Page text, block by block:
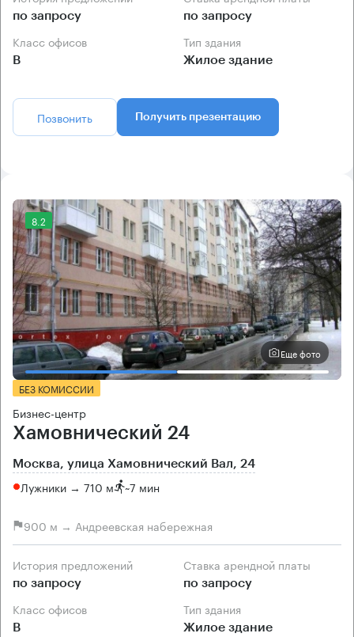
по запросу по запросу
Класс офисов
B
Тип здания
Жилое здание
Позвонить Получить презентацию
8.2
Еще фото
БЕЗ КОМИССИИ
Бизнес-центр
Хамовнический 24
Москва, улица Хамовнический Вал, 24
Лужники → 710 м ~7 мин
900 м → Андреевская набережная
История предложений
по запросу
Ставка арендной платы
по запросу
Класс офисов
B
Тип здания
Жилое здание